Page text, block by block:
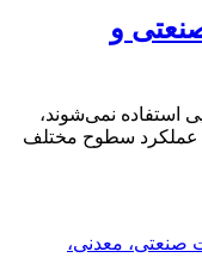
و
استفاده نمی‌شوند،
عملکرد سطوح مختلف
صنعتی، معدنی،